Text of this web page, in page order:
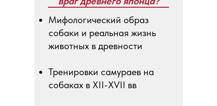
Мифологический образ
собаки и реальная жизнь
животных в древности
Тренировки самураев на
собаках в XII-XVII вв